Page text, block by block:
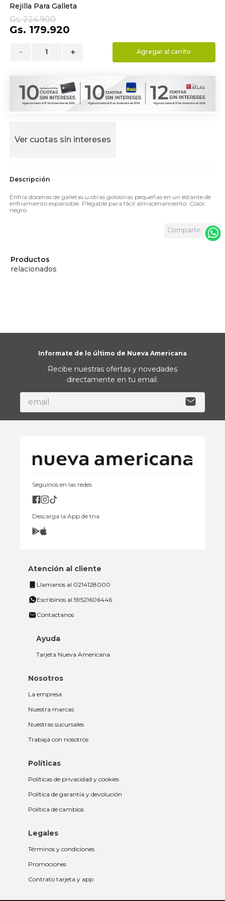
Rejilla Para Galleta
Gs. 224.900
Gs. 179.920
＋
－ Agregar al carrito
Ver cuotas sin intereses
Enfría docenas de galletas u otras golosinas pequeñas en un estante de
enfriamiento expansible. Plegable para fácil almacenamiento. Color:
negro.
Productos
relacionados
Informate de lo último de Nueva Americana
Recibe nuestras ofertas y novedades
directamente en tu email.
Seguinos en las redes
Descarga la App de tna
Atención al cliente
Llamanos al 0214128000
Escribinos al 59521606446
Contactanos
Ayuda
Tarjeta Nueva Americana
Nosotros
La empresa
Nuestra marcas
Nuestras sucursales
Trabajá con nosotros
Políticas
Políticas de privacidad y cookies
Política de garantía y devolución
Política de cambios
Legales
Términos y condiciones
Promociones
Contrato tarjeta y app
9.
almohada
10. toalla